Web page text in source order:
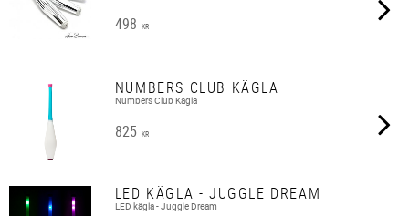
498 KR
NUMBERS CLUB KÄGLA
Numbers Club Kägla
825 KR
LED KÄGLA - JUGGLE DREAM
LED kägla - Juggle Dream